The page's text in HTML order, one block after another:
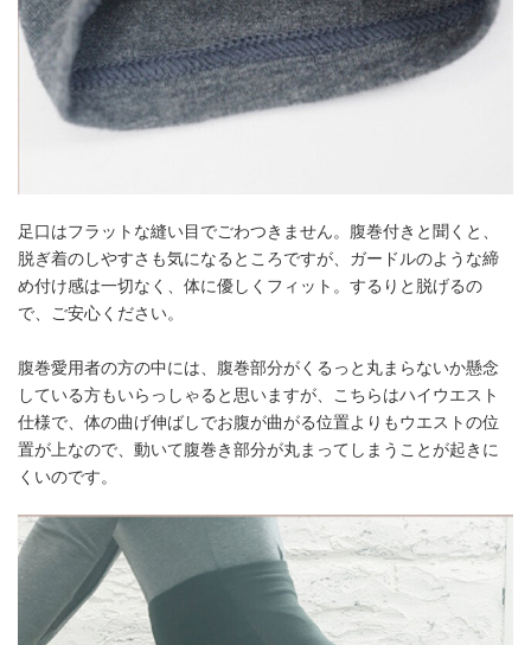
足口はフラットな縫い目でごわつきません。腹巻付きと聞くと、
脱ぎ着のしやすさも気になるところですが、ガードルのような締
め付け感は一切なく、体に優しくフィット。するりと脱げるの
で、ご安心ください。
腹巻愛用者の方の中には、腹巻部分がくるっと丸まらないか懸念
している方もいらっしゃると思いますが、こちらはハイウエスト
仕様で、体の曲げ伸ばしでお腹が曲がる位置よりもウエストの位
置が上なので、動いて腹巻き部分が丸まってしまうことが起きに
くいのです。